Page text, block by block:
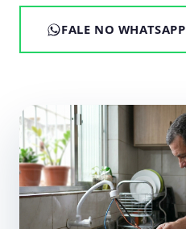
FALE NO WHATSAPP